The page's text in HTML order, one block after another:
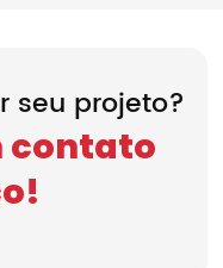
seu projeto?
contato